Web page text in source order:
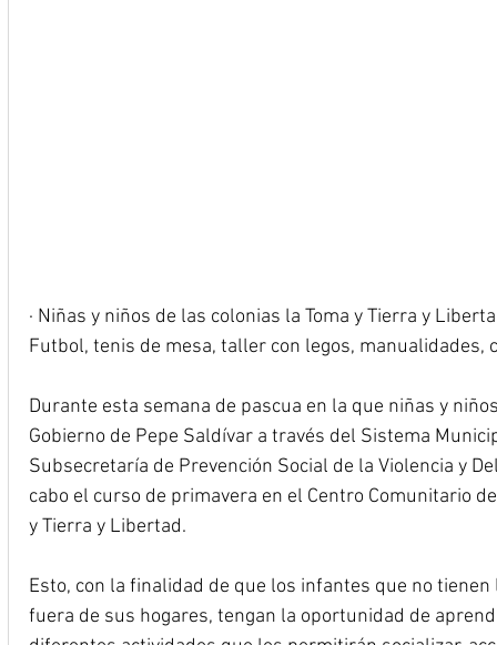
· Niñas y niños de las colonias la Toma y Tierra y
Futbol, tenis de mesa, taller con legos, manualidades,
Durante esta semana de pascua en la que niñas y
Gobierno de Pepe Saldívar a través del Sistema
Subsecretaría de Prevención Social de la Violencia y
cabo el curso de primavera en el Centro Comunitario
y Tierra y Libertad.
Esto, con la finalidad de que los infantes que no
fuera de sus hogares, tengan la oportunidad de